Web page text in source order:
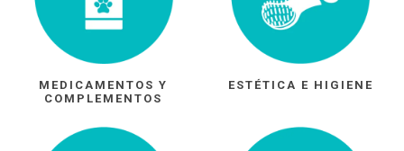
MEDICAMENTOS Y
COMPLEMENTOS
ESTÉTICA E HIGIENE